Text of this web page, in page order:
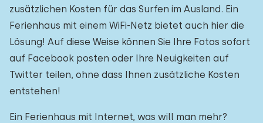
zusätzlichen Kosten für das Surfen im Ausland. Ein
Ferienhaus mit einem WiFi-Netz bietet auch hier die
Lösung! Auf diese Weise können Sie Ihre Fotos sofort
auf Facebook posten oder Ihre Neuigkeiten auf
Twitter teilen, ohne dass Ihnen zusätzliche Kosten
entstehen!
Ein Ferienhaus mit Internet, was will man mehr?